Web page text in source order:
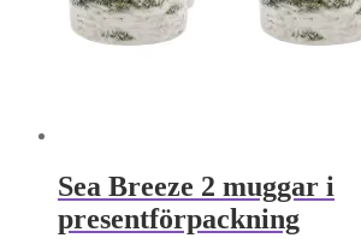
Sea Breeze 2 muggar i
presentförpackning